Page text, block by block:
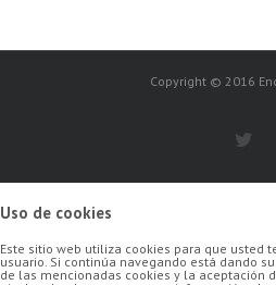
Copyright © 2016
Uso de cookies
Este sitio web utiliza cookies para que usted
usuario. Si continúa navegando está dando
de las mencionadas cookies y la aceptación